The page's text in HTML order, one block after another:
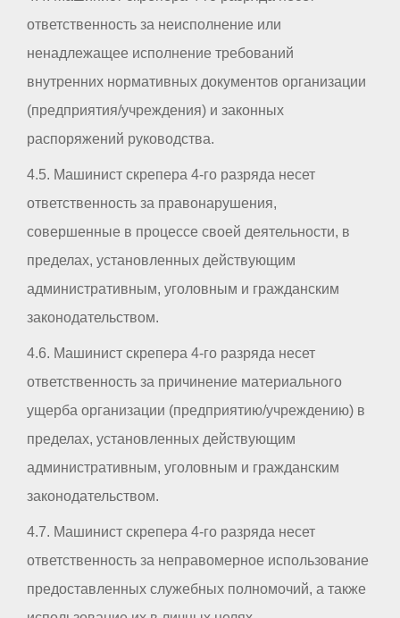
ответственность за неисполнение или
ненадлежащее исполнение требований
внутренних нормативных документов организации
(предприятия/учреждения) и законных
распоряжений руководства.
4.5. Машинист скрепера 4-го разряда несет
ответственность за правонарушения,
совершенные в процессе своей деятельности, в
пределах, установленных действующим
административным, уголовным и гражданским
законодательством.
4.6. Машинист скрепера 4-го разряда несет
ответственность за причинение материального
ущерба организации (предприятию/учреждению) в
пределах, установленных действующим
административным, уголовным и гражданским
законодательством.
4.7. Машинист скрепера 4-го разряда несет
ответственность за неправомерное использование
предоставленных служебных полномочий, а также